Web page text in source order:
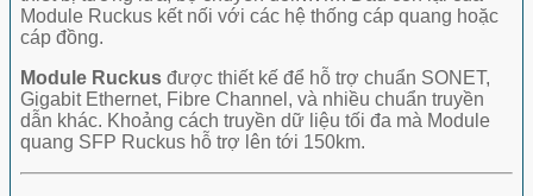
Module Ruckus kết nối với các hệ thống cáp quang hoặc
cáp đồng.
Module Ruckus được thiết kế để hỗ trợ chuẩn SONET,
Gigabit Ethernet, Fibre Channel, và nhiều chuẩn truyền
dẫn khác. Khoảng cách truyền dữ liệu tối đa mà Module
quang SFP Ruckus hỗ trợ lên tới 150km.